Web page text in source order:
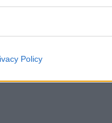
Policy